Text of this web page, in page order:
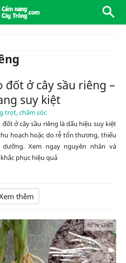
ở cây sầu riêng –
suy kiệt
trọt, chăm sóc
đốt ở cây sầu riêng là dấu hiệu suy kiệt
hoạch hoặc do rễ tổn thương, thiếu
dưỡng. Xem ngay nguyên nhân và
phục hiệu quả
thêm
Ad by CNCT